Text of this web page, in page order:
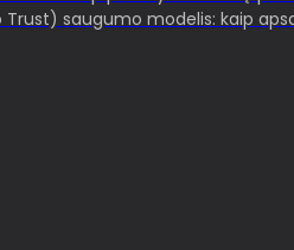
Trust) saugumo modelis: kaip